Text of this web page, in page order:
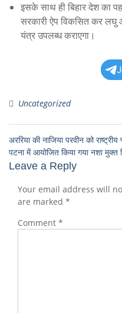
इसके साथ ही बिहार देश का
सरकारी ऐप विकसित कर लघु
यंत्र उपलब्ध कराएगा।
Uncategorized
अररिया की नाजिया परवीन को
पटना में आयोजित किया गया नशा मुक्त
Leave a Reply
Your email address will
are marked *
Comment *